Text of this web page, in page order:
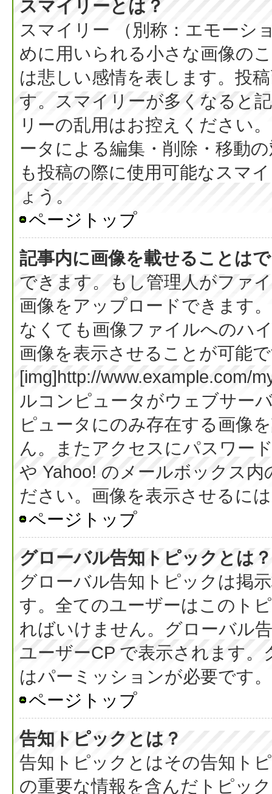
スマイリーとは？
スマイリー （別称：エモーシ
めに用いられる小さな画像の
は悲しい感情を表します。投
す。スマイリーが多くなると
リーの乱用はお控えください
ータによる編集・削除・移動
も投稿の際に使用可能なスマ
ょう。
ページトップ
記事内に画像を載せることは
できます。もし管理人がファ
画像をアップロードできます
なくても画像ファイルへのハ
画像を表示させることが可能
[img]http://www.example.com/
ルコンピュータがウェブサー
ピュータにのみ存在する画像
ん。またアクセスにパスワー
や Yahoo! のメールボックス
ださい。画像を表示させるに
ページトップ
グローバル告知トピックとは？
グローバル告知トピックは掲
す。全てのユーザーはこのト
ればいけません。グローバル
ユーザーCP で表示されます
はパーミッションが必要です。
ページトップ
告知トピックとは？
告知トピックとはその告知ト
の重要な情報を含んだトピッ